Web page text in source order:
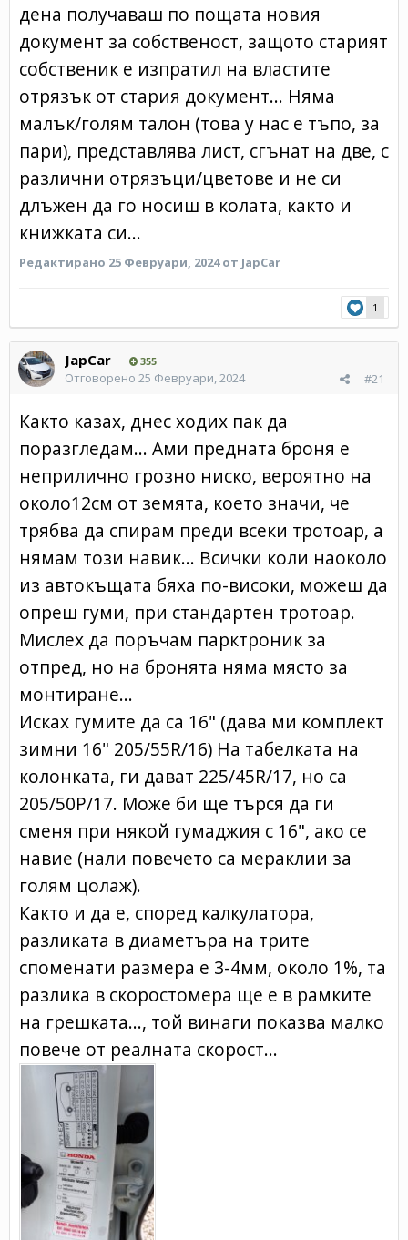
дена получаваш по пощата новия
документ за собственост, защото старият
собственик е изпратил на властите
отрязък от стария документ... Няма
малък/голям талон (това у нас е тъпо, за
пари), представлява лист, сгънат на две, с
различни отрязъци/цветове и не си
длъжен да го носиш в колата, както и
книжката си...
Редактирано 25 Февруари, 2024от JapCar
1
JapCar 355
#21
Отговорено 25 Февруари, 2024
Както казах, днес ходих пак да
поразгледам... Ами предната броня е
неприлично грозно ниско, вероятно на
около12см от земята, което значи, че
трябва да спирам преди всеки тротоар, а
нямам този навик... Всички коли наоколо
из автокъщата бяха по-високи, можеш да
опреш гуми, при стандартен тротоар.
Мислех да поръчам парктроник за
отпред, но на бронята няма място за
монтиране...
Исках гумите да са 16" (дава ми комплект
зимни 16" 205/55R/16) На табелката на
колонката, ги дават 225/45R/17, но са
205/50Р/17. Може би ще търся да ги
сменя при някой гумаджия с 16", ако се
навие (нали повечето са мераклии за
голям цолаж).
Както и да е, според калкулатора,
разликата в диаметъра на трите
споменати размера е 3-4мм, около 1%, та
разлика в скоростомера ще е в рамките
на грешката..., той винаги показва малко
повече от реалната скорост...